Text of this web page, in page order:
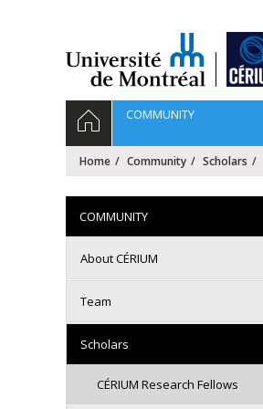
Navigation
principale
HOMECOMMUNITY
Home Community Scholars
COMMUNITY
About CÉRIUM
Team
Scholars
CÉRIUM Research Fellows